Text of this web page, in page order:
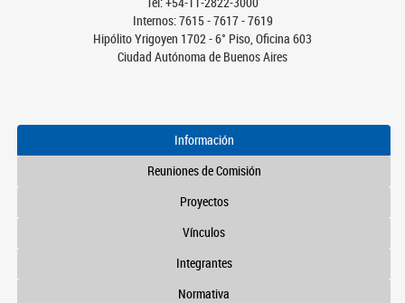
Internos: 7615 - 7617 - 7619
Hipólito Yrigoyen 1702 - 6° Piso, Oficina 603
Ciudad Autónoma de Buenos Aires
Información
Reuniones de Comisión
Proyectos
Vínculos
Integrantes
Normativa